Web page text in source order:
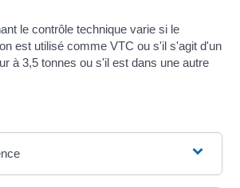
le contrôle technique varie si le
est utilisé comme VTC ou s'il s'agit d'un
à 3,5 tonnes ou s'il est dans une autre